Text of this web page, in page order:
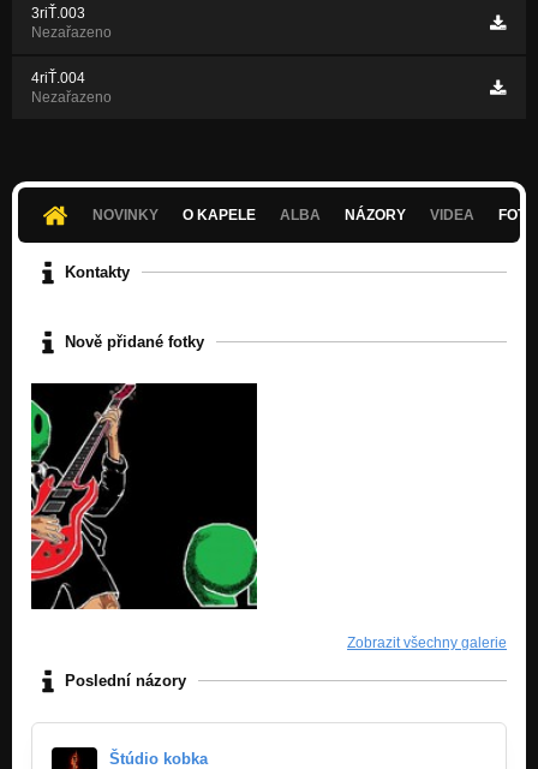
3riŤ.003
Nezařazeno
4riŤ.004
Nezařazeno
NOVINKY O KAPELE ALBA NÁZORY VIDEA
Kontakty
Nově přidané fotky
Zobrazit všechny galerie
Poslední názory
Štúdio kobka